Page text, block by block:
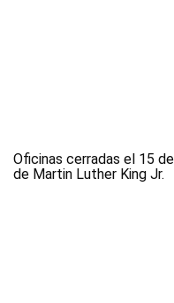
Oficinas cerradas el 15
de Martin Luther King Jr.